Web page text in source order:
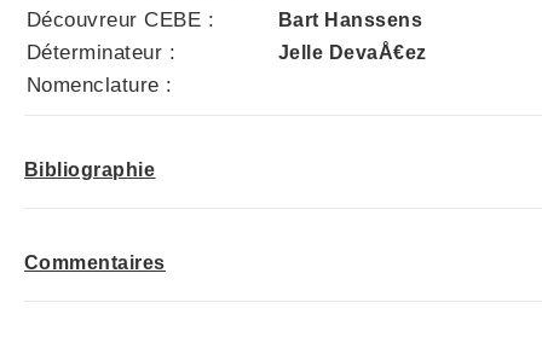
Découvreur CEBE : Bart Hanssens
Déterminateur : Jelle DevaÅ€ez
Nomenclature :
Bibliographie
Commentaires